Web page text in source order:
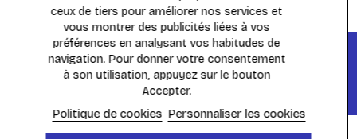
(4)
Nike Air Max Plus TN Jamaica
IB7671-700
199,95 €
(3)
Black Game Royal
IM5987-010
ceux de tiers pour améliorer nos services et
vous montrer des publicités liées à vos
préférences en analysant vos habitudes de
navigation. Pour donner votre consentement
à son utilisation, appuyez sur le bouton
Accepter.
Politique de cookies Personnaliser les cookies